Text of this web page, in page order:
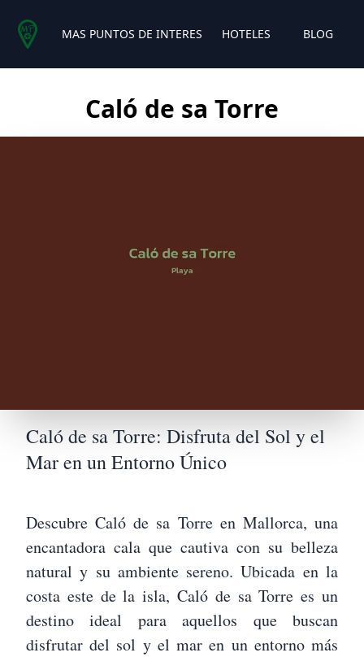
MAS PUNTOS DE INTERES HOTELES BLOG
Caló de sa Torre
Caló de sa Torre: Disfruta del Sol y el
Mar en un Entorno Único
Descubre Caló de sa Torre en Mallorca, una
encantadora cala que cautiva con su belleza
natural y su ambiente sereno. Ubicada en la
costa este de la isla, Caló de sa Torre es un
destino ideal para aquellos que buscan
disfrutar del sol y el mar en un entorno más